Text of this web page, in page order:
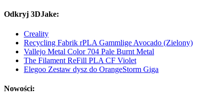
Odkryj 3DJake:
Creality
Recycling Fabrik rPLA Gammlige Avocado (Zielony)
Vallejo Metal Color 704 Pale Burnt Metal
The Filament ReFill PLA CF Violet
Elegoo Zestaw dysz do OrangeStorm Giga
Nowości: